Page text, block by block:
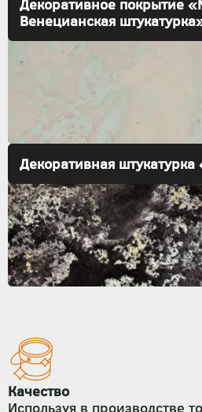
Декоративное покрытие
Венецианская
Декоративная
Качество
Используя в производстве